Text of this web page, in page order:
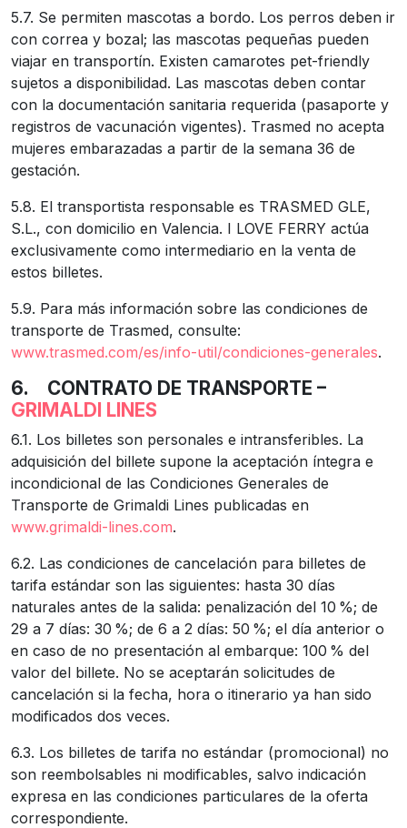
5.7. Se permiten mascotas a bordo. Los perros deben ir
con correa y bozal; las mascotas pequeñas pueden
viajar en transportín. Existen camarotes pet-friendly
sujetos a disponibilidad. Las mascotas deben contar
con la documentación sanitaria requerida (pasaporte y
registros de vacunación vigentes). Trasmed no acepta
mujeres embarazadas a partir de la semana 36 de
gestación.
5.8. El transportista responsable es TRASMED GLE,
S.L., con domicilio en Valencia. I LOVE FERRY actúa
exclusivamente como intermediario en la venta de
estos billetes.
5.9. Para más información sobre las condiciones de
transporte de Trasmed, consulte:
www.trasmed.com/es/info-util/condiciones-generales.
6.
CONTRATO DE TRANSPORTE –
GRIMALDI LINES
6.1. Los billetes son personales e intransferibles. La
adquisición del billete supone la aceptación íntegra e
incondicional de las Condiciones Generales de
Transporte de Grimaldi Lines publicadas en
www.grimaldi-lines.com.
6.2. Las condiciones de cancelación para billetes de
tarifa estándar son las siguientes: hasta 30 días
naturales antes de la salida: penalización del 10 %; de
29 a 7 días: 30 %; de 6 a 2 días: 50 %; el día anterior o
en caso de no presentación al embarque: 100 % del
valor del billete. No se aceptarán solicitudes de
cancelación si la fecha, hora o itinerario ya han sido
modificados dos veces.
6.3. Los billetes de tarifa no estándar (promocional) no
son reembolsables ni modificables, salvo indicación
expresa en las condiciones particulares de la oferta
correspondiente.